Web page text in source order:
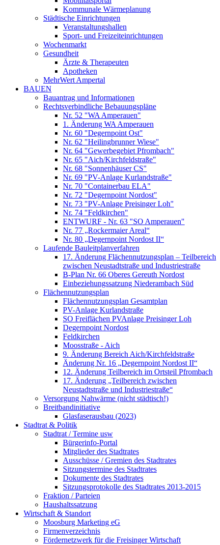
Kommunale Wärmeplanung
Städtische Einrichtungen
Veranstaltungshallen
Sport- und Freizeiteinrichtungen
Wochenmarkt
Gesundheit
Ärzte & Therapeuten
Apotheken
MehrWert Ampertal
BAUEN
Bauantrag und Informationen
Rechtsverbindliche Bebauungspläne
Nr. 52 "WA Amperauen"
1. Änderung WA Amperauen
Nr. 60 "Degernpoint Ost"
Nr. 62 "Heilingbrunner Wiese"
Nr. 64 "Gewerbegebiet Pfrombach"
Nr. 65 "Aich/Kirchfeldstraße"
Nr. 68 "Sonnenhäuser CS"
Nr. 69 "PV-Anlage Kurlandstraße"
Nr. 70 "Containerbau ELA"
Nr. 72 "Degernpoint Nordost"
Nr. 73 "PV-Anlage Preisinger Loh"
Nr. 74 "Feldkirchen"
ENTWURF - Nr. 63 "SO Amperauen"
Nr. 77 „Rockermaier Areal“
Nr. 80 „Degernpoint Nordost II“
Laufende Bauleitplanverfahren
17. Änderung Flächennutzungsplan – Teilbereich
zwischen Neustadtstraße und Industriestraße
B-Plan Nr. 66 Oberes Gereuth Nordost
Einbeziehungssatzung Niederambach Süd
Flächennutzungsplan
Flächennutzungsplan Gesamtplan
PV-Anlage Kurlandstraße
SO Freiflächen PV­Anlage Preisinger Loh
Degernpoint Nordost
Feldkirchen
Moosstraße - Aich
9. Änderung Bereich Aich/Kirchfeldstraße
Änderung Nr. 16 „Degernpoint Nordost II“
12. Änderung Teilbereich im Ortsteil Pfrombach
17. Änderung „Teilbereich zwischen
Neustadtstraße und Industriestraße“
Versorgung Nahwärme (nicht städtisch!)
Breitbandinitiative
Glasfaserausbau (2023)
Stadtrat & Politik
Stadtrat / Termine usw
Bürgerinfo-Portal
Mitglieder des Stadtrates
Ausschüsse / Gremien des Stadtrates
Sitzungstermine des Stadtrates
Dokumente des Stadtrates
Sitzungsprotokolle des Stadtrates 2013-2015
Fraktion / Parteien
Haushaltssatzung
Wirtschaft & Standort
Moosburg Marketing eG
Firmenverzeichnis
Fördernetzwerk für die Freisinger Wirtschaft